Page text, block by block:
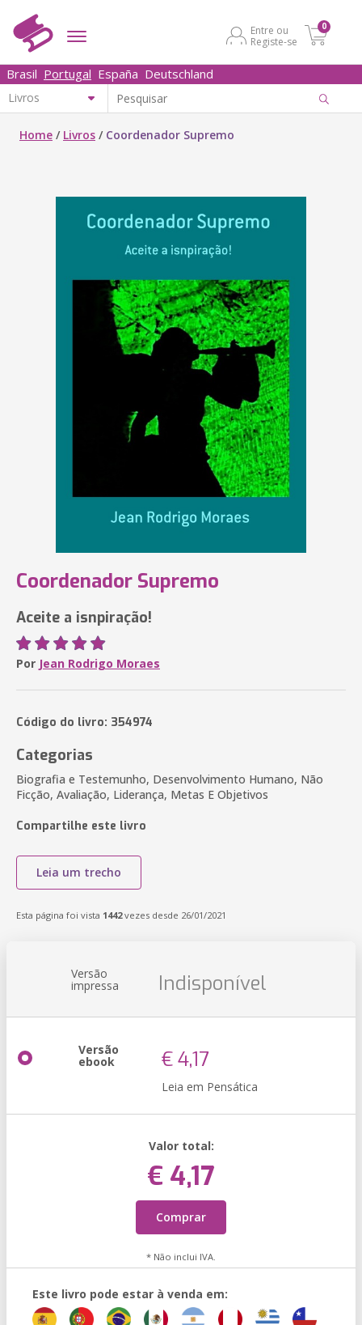
Entre ou
Registe-se
0
Brasil Portugal España Deutschland
Home / Livros / Coordenador Supremo
Coordenador Supremo
Aceite a isnpiração!
Por Jean Rodrigo Moraes
Código do livro: 354974
Categorias
Biografia e Testemunho, Desenvolvimento Humano, Não
Ficção, Avaliação, Liderança, Metas E Objetivos
Compartilhe este livro
Leia um trecho
Esta página foi vista 1442vezes desde 26/01/2021
Versão
impressa Indisponível
Versão
ebook € 4,17
Leia em Pensática
Valor total:
€ 4,17
Comprar
* Não inclui IVA.
Este livro pode estar à venda em: